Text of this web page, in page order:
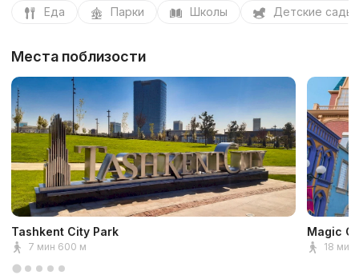
Еда Парки Школы Детские сады
Места поблизости
Tashkent City Park
7 мин 600 м
Magic
18 мин